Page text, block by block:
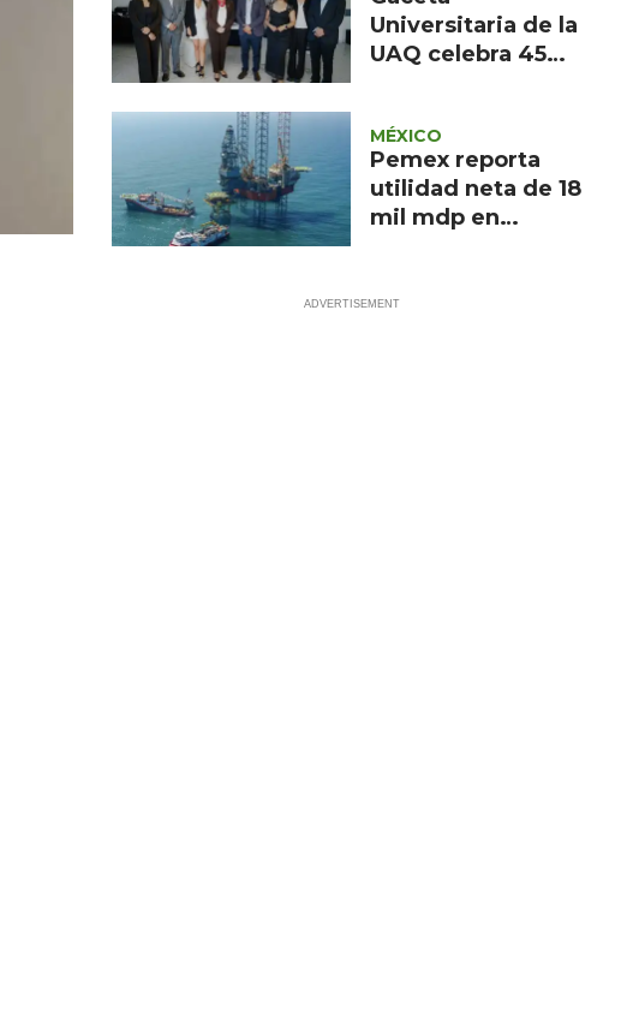
de 2026
Universitaria de la
UAQ celebra 45
MÉXICO
Pemex reporta
utilidad neta de 18
mil mdp en